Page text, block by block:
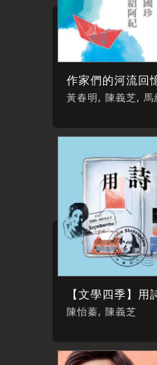
作家們的河流回
陳怡蓁, 陳義芝